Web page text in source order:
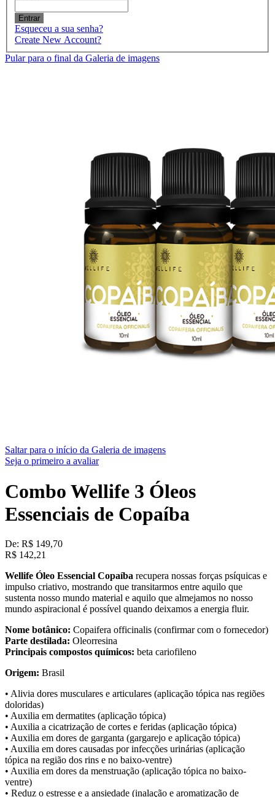
Entrar
Esqueceu a sua senha?
Create New Account?
Pular para o final da Galeria de imagens
Saltar para o início da Galeria de imagens
Seja o primeiro a avaliar
Combo Wellife 3 Óleos
Essenciais de Copaíba
De: R$ 149,70
R$ 142,21
Wellife Óleo Essencial Copaíba recupera nossas forças psíquicas e
impulso criativo, mostrando que transitarmos entre aquilo que
sustenta nosso mundo material e aquilo que almejamos no nosso
mundo aspiracional é possível quando deixamos a energia fluir.
Nome botânico: Copaifera officinalis (confirmar com o fornecedor)
Parte destilada: Oleorresina
Principais compostos químicos: beta cariofileno
Origem: Brasil
• Alivia dores musculares e articulares (aplicação tópica nas regiões
doloridas)
• Auxilia em dermatites (aplicação tópica)
• Auxilia a cicatrização de cortes e feridas (aplicação tópica)
• Auxilia em dores de garganta (gargarejo e aplicação tópica)
• Auxilia em dores causadas por infecções urinárias (aplicação
tópica na região dos rins e no baixo-ventre)
• Auxilia em dores da menstruação (aplicação tópica no baixo-
ventre)
• Reduz o estresse e a ansiedade (inalação e aromatização de